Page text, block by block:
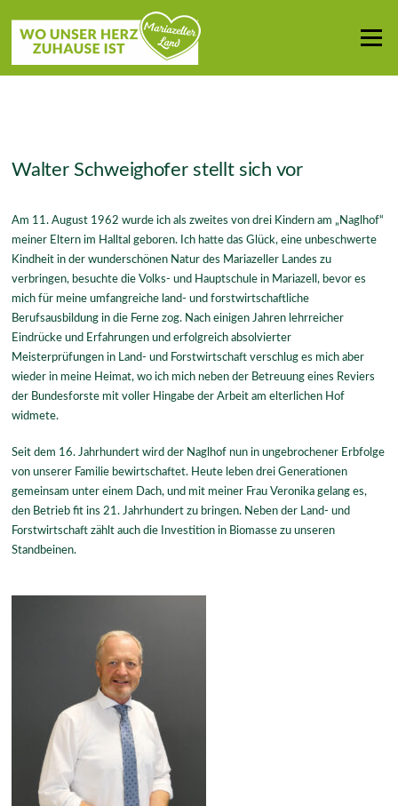
Inhalt
springen
Menü
Walter Schweighofer stellt sich vor
Am 11. August 1962 wurde ich als zweites von drei Kindern am „Naglhof“
meiner Eltern im Halltal geboren. Ich hatte das Glück, eine unbeschwerte
Kindheit in der wunderschönen Natur des Mariazeller Landes zu
verbringen, besuchte die Volks- und Hauptschule in Mariazell, bevor es
mich für meine umfangreiche land- und forstwirtschaftliche
Berufsausbildung in die Ferne zog. Nach einigen Jahren lehrreicher
Eindrücke und Erfahrungen und erfolgreich absolvierter
Meisterprüfungen in Land- und Forstwirtschaft verschlug es mich aber
wieder in meine Heimat, wo ich mich neben der Betreuung eines Reviers
der Bundesforste mit voller Hingabe der Arbeit am elterlichen Hof
widmete.
Seit dem 16. Jahrhundert wird der Naglhof nun in ungebrochener Erbfolge
von unserer Familie bewirtschaftet. Heute leben drei Generationen
gemeinsam unter einem Dach, und mit meiner Frau Veronika gelang es,
den Betrieb fit ins 21. Jahrhundert zu bringen. Neben der Land- und
Forstwirtschaft zählt auch die Investition in Biomasse zu unseren
Standbeinen.